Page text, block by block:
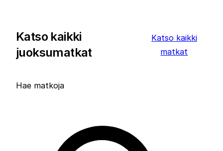
Katso kaikki
juoksumatkat
Katso kaikki
matkat
Hae matkoja